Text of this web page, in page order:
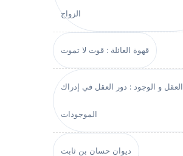
الزواج
قهوة العائلة : قوت لا تموت
العقل و الوجود : دور العقل في إدراك
الموجودات
ديوان حسان بن ثابت